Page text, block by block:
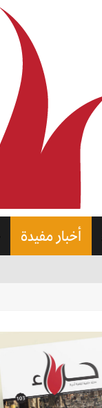
أخبار مفيدة